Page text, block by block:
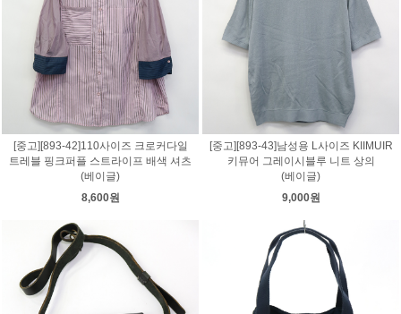
[중고][893-42]110사이즈 크로커다일
트레블 핑크퍼플 스트라이프 배색 셔츠
(베이글)
8,600원
[중고][893-43]남성용 L사이즈 KIIMUIR
키뮤어 그레이시블루 니트 상의
(베이글)
9,000원